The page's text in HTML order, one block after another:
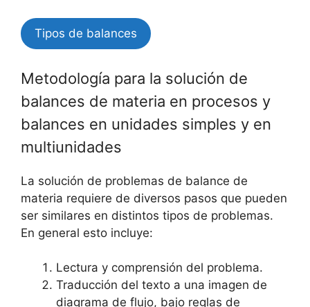
Tipos de balances
Metodología para la solución de
balances de materia en procesos y
balances en unidades simples y en
multiunidades
La solución de problemas de balance de
materia requiere de diversos pasos que pueden
ser similares en distintos tipos de problemas.
En general esto incluye:
Lectura y comprensión del problema.
Traducción del texto a una imagen de
diagrama de flujo, bajo reglas de